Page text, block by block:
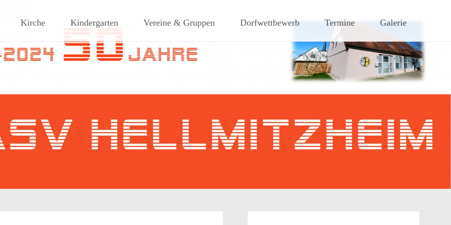
Dorf am Rande des südlichen Steigerwaldes
Kirche Kindergarten Vereine & Gruppen Dorfwettbewerb Termine Galerie